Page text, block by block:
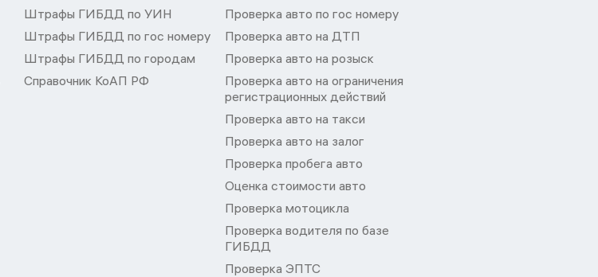
Штрафы ГИБДД по УИН
Штрафы ГИБДД по гос номеру
Штрафы ГИБДД по городам
Справочник КоАП РФ
Проверка авто по гос номеру
Проверка авто на ДТП
Проверка авто на розыск
Проверка авто на ограничения
регистрационных действий
Проверка авто на такси
Проверка авто на залог
Проверка пробега авто
Оценка стоимости авто
Проверка мотоцикла
Проверка водителя по базе
ГИБДД
Проверка ЭПТС